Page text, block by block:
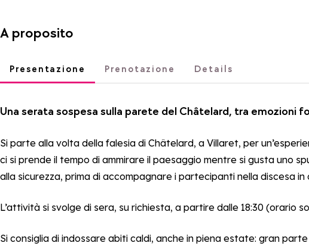
A proposito
Presentazione Prenotazione Details
Una serata sospesa sulla parete del Châtelard, tra emozioni
Si parte alla volta della falesia di Châtelard, a Villaret, per
ci si prende il tempo di ammirare il paesaggio mentre si gusta uno
alla sicurezza, prima di accompagnare i partecipanti nella discesa
L’attività si svolge di sera, su richiesta, a partire dalle 18:30
Si consiglia di indossare abiti caldi, anche in piena estate: gran